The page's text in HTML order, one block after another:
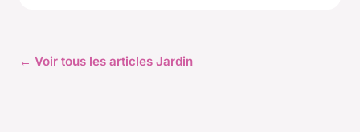
← Voir tous les articles Jardin